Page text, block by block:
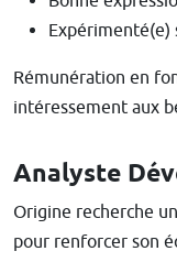
Expérimenté(e)
Rémunération en
intéressement aux
Analyste
Origine recherche
pour renforcer son